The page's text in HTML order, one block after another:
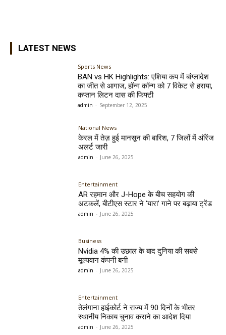
LATEST NEWS
Sports News
BAN vs HK Highlights: एशिया कप में बांग्लादेश
का जीत से आगाज, हॉन्ग कॉन्ग को 7 विकेट से हराया,
कप्तान लिटन दास की फिफ्टी
admin - September 12, 2025
National News
केरल में तेज़ हुई मानसून की बारिश, 7 जिलों में ऑरेंज
अलर्ट जारी
admin - June 26, 2025
Entertainment
AR रहमान और J-Hope के बीच सहयोग की
अटकलें, बीटीएस स्टार ने ‘यारा’ गाने पर बढ़ाया ट्रेंड
admin - June 26, 2025
Business
Nvidia 4% की उछाल के बाद दुनिया की सबसे
मूल्यवान कंपनी बनी
admin - June 26, 2025
Entertainment
तेलंगाना हाईकोर्ट ने राज्य में 90 दिनों के भीतर
स्थानीय निकाय चुनाव कराने का आदेश दिया
admin - June 26, 2025